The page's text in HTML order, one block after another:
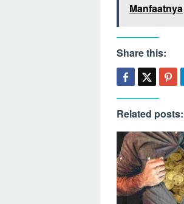
Manfaatnya
Share this:
Related posts: